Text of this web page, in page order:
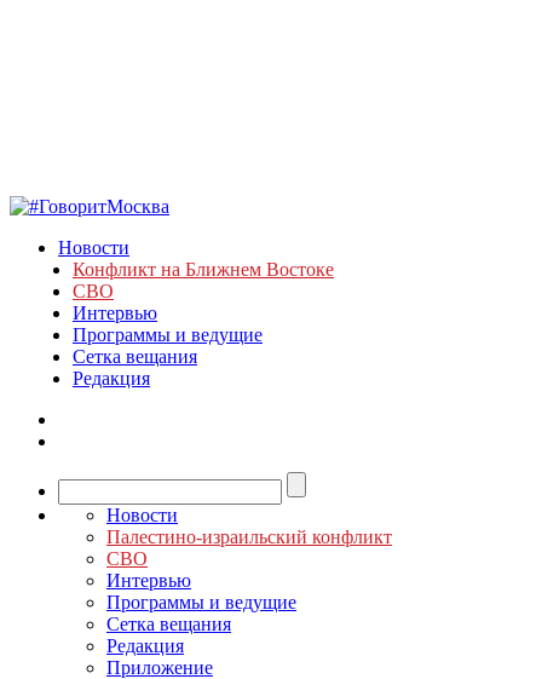
Новости
Конфликт на Ближнем Востоке
СВО
Интервью
Программы и ведущие
Сетка вещания
Редакция
Новости
Палестино-израильский конфликт
СВО
Интервью
Программы и ведущие
Сетка вещания
Редакция
Приложение